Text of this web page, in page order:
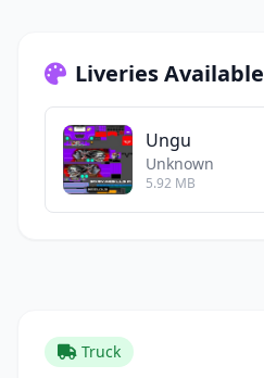
Liveries Available
Ungu
Unknown
5.92 MB
Truck